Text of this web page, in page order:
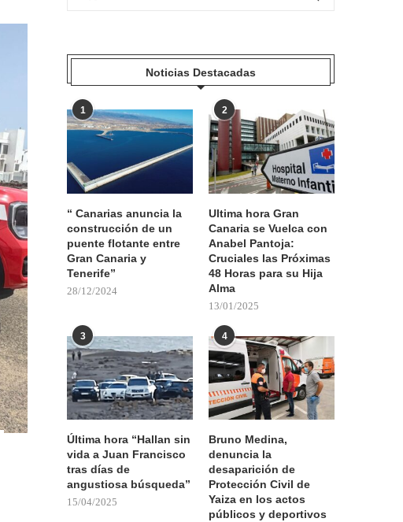
Noticias Destacadas
1
“ Canarias anuncia la
construcción de un
puente flotante entre
Gran Canaria y
Tenerife”
28/12/2024
2
Ultima hora Gran
Canaria se Vuelca con
Anabel Pantoja:
Cruciales las Próximas
48 Horas para su Hija
Alma
13/01/2025
3
Última hora “Hallan sin
vida a Juan Francisco
tras días de
angustiosa búsqueda”
15/04/2025
4
Bruno Medina,
denuncia la
desaparición de
Protección Civil de
Yaiza en los actos
públicos y deportivos